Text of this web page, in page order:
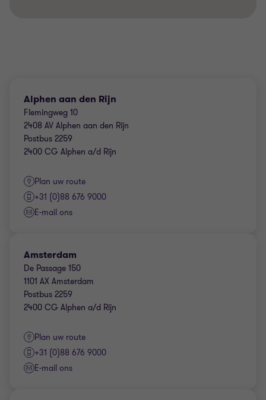
Alphen aan den Rijn
Flemingweg 10
2408 AV Alphen aan den Rijn
Postbus 2259
2400 CG Alphen a/d Rijn
Plan uw route
+31 (0)88 676 9000
E-mail ons
Amsterdam
De Passage 150
1101 AX Amsterdam
Postbus 2259
2400 CG Alphen a/d Rijn
Plan uw route
+31 (0)88 676 9000
E-mail ons